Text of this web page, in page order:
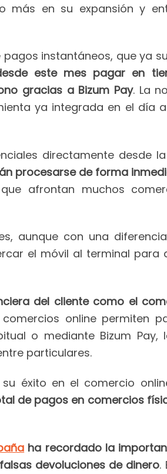
más en su expansión y
instantáneos, que ya
este mes pagar en
gracias a Bizum Pay. La
ya integrada en el día
directamente desde
procesarse de forma
afrontan muchos
aunque con una
el móvil al terminal para
del cliente como el
comercios online permiten
o mediante Bizum Pay,
particulares.
éxito en el comercio
de pagos en comercios
ha recordado la
devoluciones de dinero.